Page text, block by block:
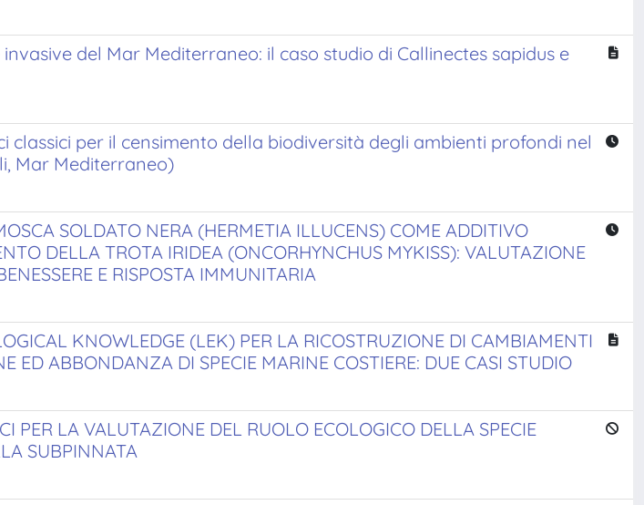
del Mar Mediterraneo: il caso studio di Callinectes sapidus e
classici per il censimento della biodiversità degli ambienti profondi nel
Mar Mediterraneo)
SOLDATO NERA (HERMETIA ILLUCENS) COME ADDITIVO
DELLA TROTA IRIDEA (ONCORHYNCHUS MYKISS): VALUTAZIONE
E RISPOSTA IMMUNITARIA
KNOWLEDGE (LEK) PER LA RICOSTRUZIONE DI CAMBIAMENTI
ED ABBONDANZA DI SPECIE MARINE COSTIERE: DUE CASI STUDIO
PER LA VALUTAZIONE DEL RUOLO ECOLOGICO DELLA SPECIE
SUBPINNATA